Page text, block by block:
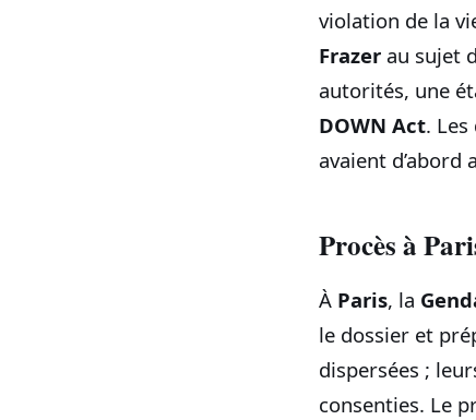
violation de la
Frazer au sujet
autorités, une
DOWN Act.
avaient d’abord
Procès à
À Paris, la
le dossier et
dispersées ;
consenties. Le